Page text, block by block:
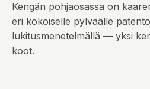
Kengän pohjaosassa on
eri kokoiselle pylväälle
lukitusmenetelmällä — yksi
koot.